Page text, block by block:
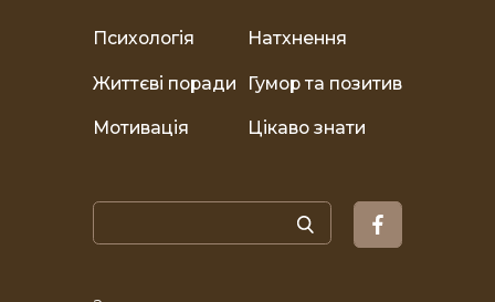
Психологія Натхнення
Життєві поради Гумор та позитив
Мотивація Цікаво знати